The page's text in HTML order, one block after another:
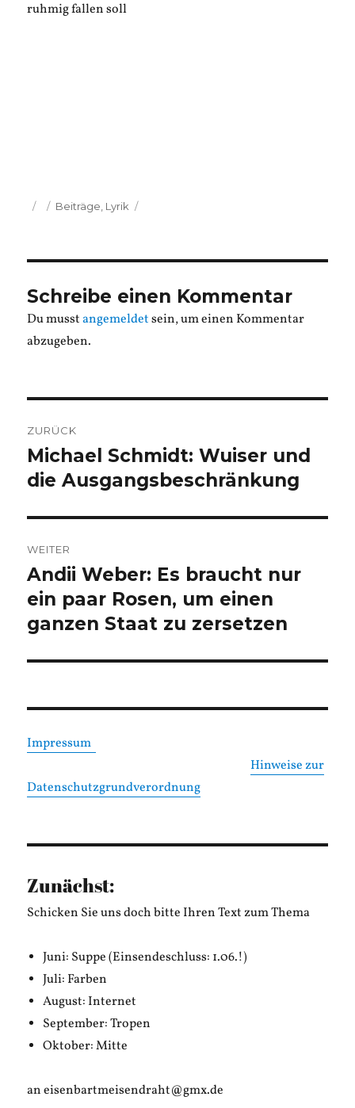
ruhmig fallen soll
Veröffentlicht
Kategorien
Beiträge Lyrik
Schreibe einen Kommentar
Du musstangemeldetsein, um einen Kommentar
abzugeben.
ZURÜCK
Vorheriger
Beitrag:
Michael Schmidt: Wuiser und
die Ausgangsbeschränkung
WEITER
Nächster
Beitrag:
Andii Weber: Es braucht nur
ein paar Rosen, um einen
ganzen Staat zu zersetzen
Impressum
Hinweise zur
Datenschutzgrundverordnung
Zunächst:
Schicken Sie uns doch bitte Ihren Text zum Thema
Juni: Suppe (Einsendeschluss: 1.06.!)
Juli: Farben
August: Internet
September: Tropen
Oktober: Mitte
an eisenbartmeisendraht@gmx.de